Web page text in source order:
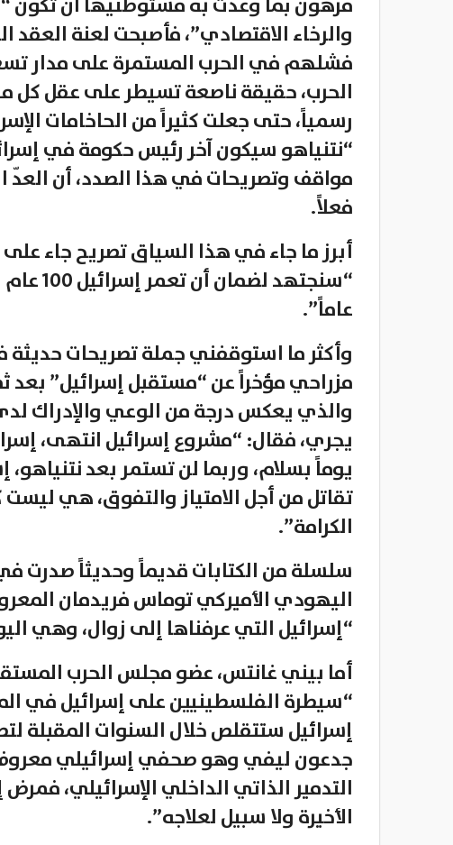
والرخاء الاقتصادي”، فأصبحت لعنة
فشلهم في الحرب المستمرة على مدار
الحرب، حقيقة ناصعة تسيطر على عقل كل
رسمياً، حتى جعلت كثيراً من الحاخامات
“نتنياهو سيكون آخر رئيس حكومة في
مواقف وتصريحات في هذا الصدد، أن العدّ
فعلاً.
أبرز ما جاء في هذا السياق تصريح جاء
عاماً”.
وأكثر ما استوقفني جملة تصريحات حديثة
مزراحي مؤخراً عن “مستقبل إسرائيل” بعد
والذي يعكس درجة من الوعي والإدراك
يجري، فقال: “مشروع إسرائيل انتهى،
يوماً بسلام، وربما لن تستمر بعد
تقاتل من أجل الامتياز والتفوق، هي
الكرامة”.
سلسلة من الكتابات قديماً وحديثاً صدرت
اليهودي الأميركي توماس فريدمان المعروف
“إسرائيل التي عرفناها إلى زوال، وهي
أما بيني غانتس، عضو مجلس الحرب
“سيطرة الفلسطينيين على إسرائيل في
إسرائيل ستتقلص خلال السنوات المقبلة
جدعون ليفي وهو صحفي إسرائيلي
التدمير الذاتي الداخلي الإسرائيلي،
الأخيرة ولا سبيل لعلاجه”.